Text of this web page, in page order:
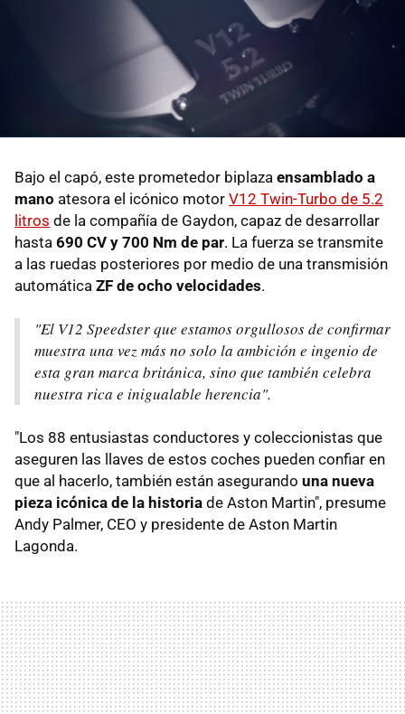
Bajo el capó, este prometedor biplaza ensamblado a
mano atesora el icónico motor V12 Twin-Turbo de 5.2
litros de la compañía de Gaydon, capaz de desarrollar
hasta 690 CV y 700 Nm de par. La fuerza se transmite
a las ruedas posteriores por medio de una transmisión
automática ZF de ocho velocidades.
"El V12 Speedster que estamos orgullosos de confirmar
muestra una vez más no solo la ambición e ingenio de
esta gran marca británica, sino que también celebra
nuestra rica e inigualable herencia".
"Los 88 entusiastas conductores y coleccionistas que
aseguren las llaves de estos coches pueden confiar en
que al hacerlo, también están asegurando una nueva
pieza icónica de la historia de Aston Martin", presume
Andy Palmer, CEO y presidente de Aston Martin
Lagonda.